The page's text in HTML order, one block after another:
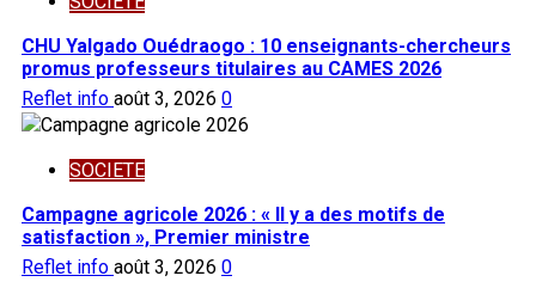
CHU Yalgado Ouédraogo : 10 enseignants-chercheurs
promus professeurs titulaires au CAMES 2026
Reflet info août 3, 2026 0
SOCIETE
Campagne agricole 2026 : « Il y a des motifs de
satisfaction », Premier ministre
Reflet info août 3, 2026 0